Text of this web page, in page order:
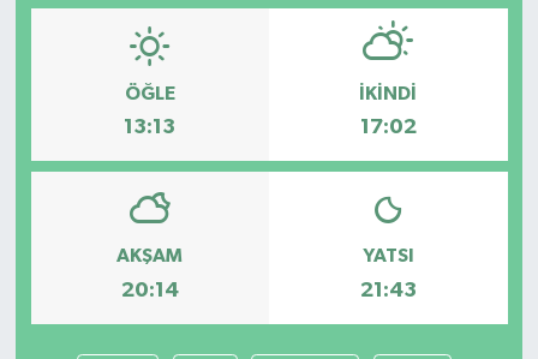
ÖĞLE
13:13
İKINDI
17:02
AKŞAM
20:14
YATSI
21:43